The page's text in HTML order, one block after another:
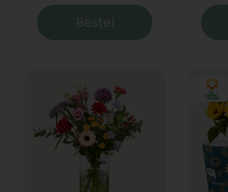
Bestel